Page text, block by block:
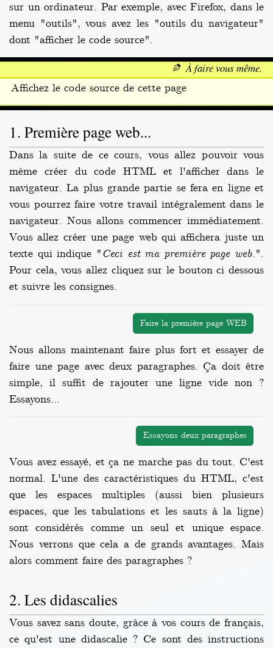
sur un ordinateur. Par exemple, avec Firefox, dans le
menu "outils", vous avez les "outils du navigateur"
dont "afficher le code source".
À faire vous même.
Affichez le code source de cette page
Première page web...
Dans la suite de ce cours, vous allez pouvoir vous
même créer du code HTML et l'afficher dans le
navigateur. La plus grande partie se fera en ligne et
vous pourrez faire votre travail intégralement dans le
navigateur. Nous allons commencer immédiatement.
Vous allez créer une page web qui affichera juste un
texte qui indique "Ceci est ma première page web.".
Pour cela, vous allez cliquez sur le bouton ci dessous
et suivre les consignes.
Faire la première page WEB
Nous allons maintenant faire plus fort et essayer de
faire une page avec deux paragraphes. Ça doit être
simple, il suffit de rajouter une ligne vide non ?
Essayons...
Essayons deux paragraphes
Vous avez essayé, et ça ne marche pas du tout. C'est
normal. L'une des caractéristiques du HTML, c'est
que les espaces multiples (aussi bien plusieurs
espaces, que les tabulations et les sauts à la ligne)
sont considérés comme un seul et unique espace.
Nous verrons que cela a de grands avantages. Mais
alors comment faire des paragraphes ?
Les didascalies
Vous savez sans doute, grâce à vos cours de français,
ce qu'est une didascalie ? Ce sont des instructions